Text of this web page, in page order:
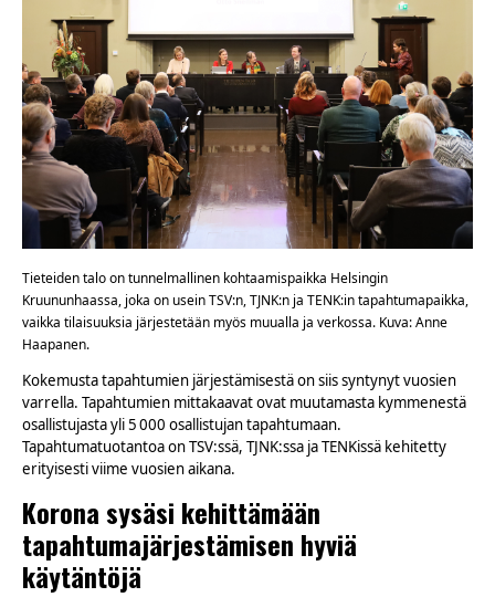
Tieteiden talo on tunnelmallinen kohtaamispaikka Helsingin
Kruununhaassa, joka on usein TSV:n, TJNK:n ja TENK:in tapahtumapaikka,
vaikka tilaisuuksia järjestetään myös muualla ja verkossa. Kuva: Anne
Haapanen.
Kokemusta tapahtumien järjestämisestä on siis syntynyt vuosien
varrella. Tapahtumien mittakaavat ovat muutamasta kymmenestä
osallistujasta yli 5 000 osallistujan tapahtumaan.
Tapahtumatuotantoa on TSV:ssä, TJNK:ssa ja TENKissä kehitetty
erityisesti viime vuosien aikana.
Korona sysäsi kehittämään
tapahtumajärjestämisen hyviä
käytäntöjä